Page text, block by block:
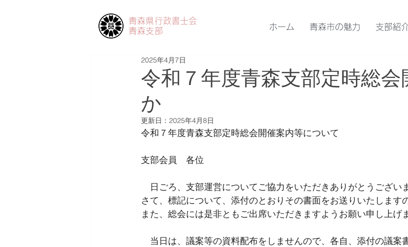
青森県行政書士会
青森支部
ホーム 青森市の魅力 支部紹
令和７年度青森支部定時総会
か
2025年4月7日
更新日： 2025年4月8日
令和７年度青森支部定時総会開催案内等について
支部会員　各位
日ごろ、支部運営についてご協力をいただきありがとうございま
さて、標記について、添付のとおりその書面をお送りいたします
また、総会には是非ともご出席いただきますようお願い申し上げま
当日は、議案等の資料配布をしませんので、各自、添付の議案